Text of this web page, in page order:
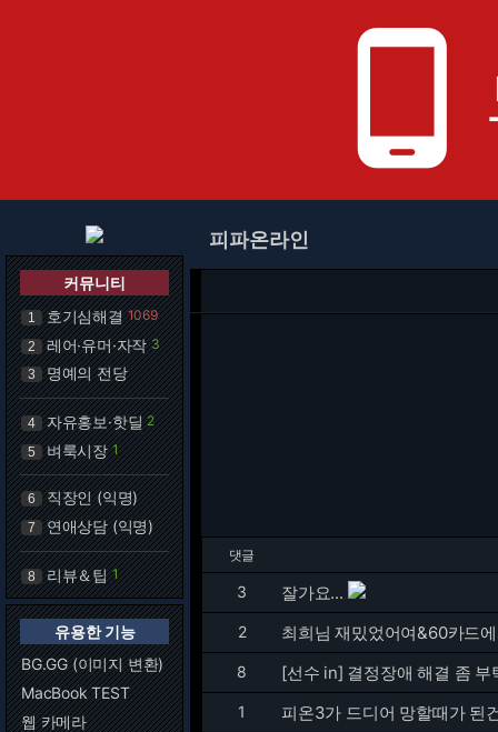
phone_android
커뮤니티
1 호기심해결 1069
2 레어·유머·자작 3
3 명예의 전당
4 자유홍보·핫딜 2
5 벼룩시장 1
6 직장인 (익명)
7 연애상담 (익명)
8 리뷰＆팁 1
유용한 기능
BG.GG (이미지 변환)
MacBook TEST
웹 카메라
피파온라인
댓글
3 잘가요...
2 최희님 재밌었어여&60카드
8 [선수 in] 결정장애 해결 좀 부
1 피온3가 드디어 망할때가 된